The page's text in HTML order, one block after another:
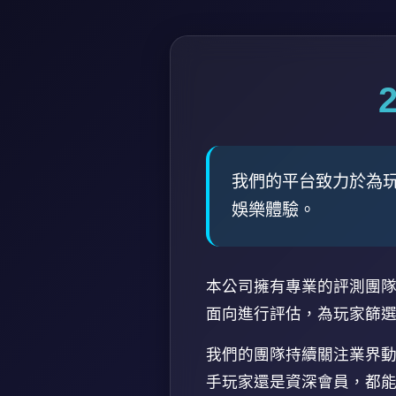
我們的平台致力於為
娛樂體驗。
本公司擁有專業的評測團
面向進行評估，為玩家篩
我們的團隊持續關注業界
手玩家還是資深會員，都